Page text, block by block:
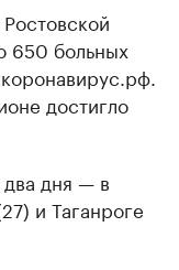
650 больных
достигло
дня — в
и Таганроге